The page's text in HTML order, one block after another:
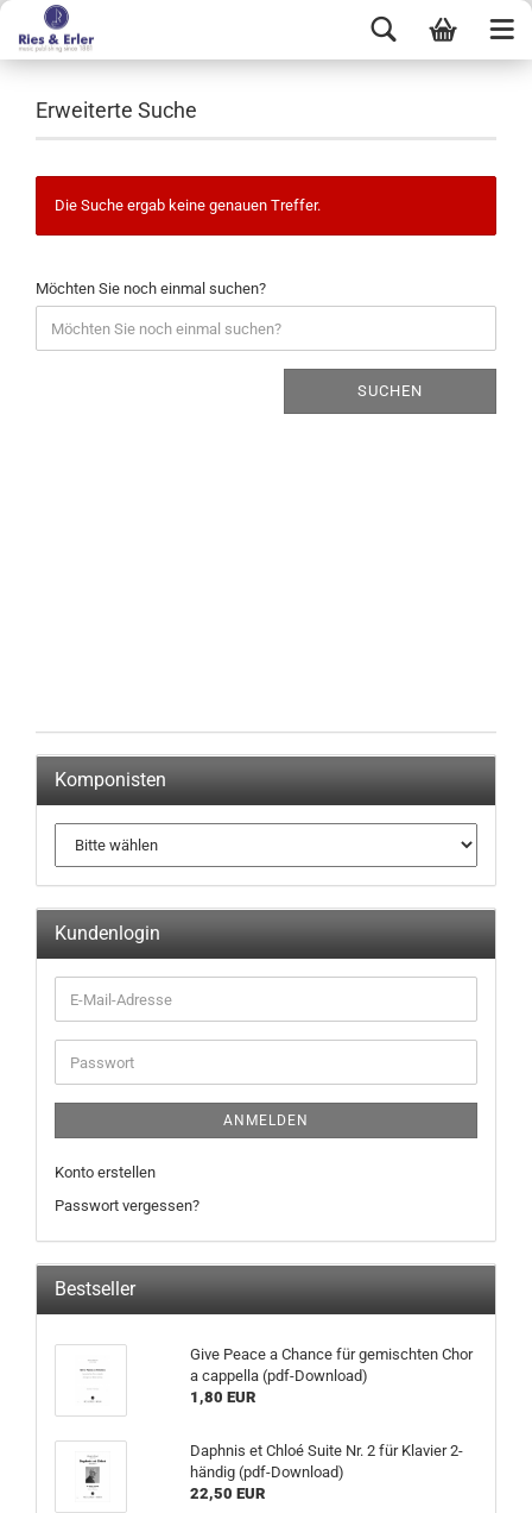
Erweiterte Suche
Die Suche ergab keine genauen Treffer.
Möchten Sie noch einmal suchen?
SUCHEN
Komponisten
Kundenlogin
ANMELDEN
Konto erstellen
Passwort vergessen?
Bestseller
Give Peace a Chance für gemischten Chor
a cappella (pdf-Download)
1,80 EUR
Daphnis et Chloé Suite Nr. 2 für Klavier 2-
händig (pdf-Download)
22,50 EUR